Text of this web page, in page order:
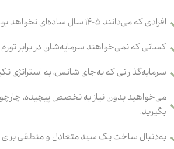
افرادی که می‌دانند ۱۴۰۵ سال ساده‌ای نخواهد بود.
کسانی که نمی‌خواهند سرمایه‌شان در برابر
سرمایه‌گذارانی که به‌جای شانس، به استراتژی
می‌خواهید بدون نیاز به تخصص پیچیده،
بگیرید.
به‌دنبال ساخت یک سبد متعادل و منطقی برای سال ۱۴۰۵